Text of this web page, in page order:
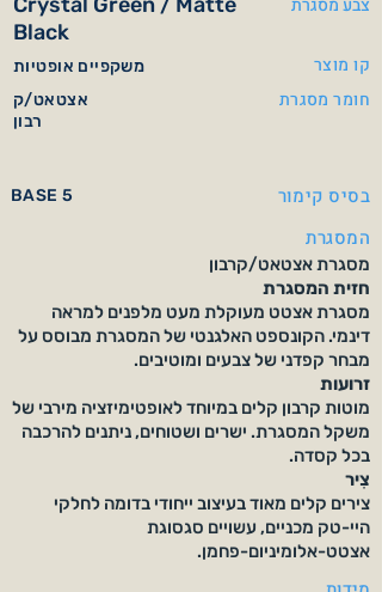
Black
צבע מסגרת
משקפיים אופטיות קו מוצר
אצטאט/ק
רבון
חומר מסגרת
בסיס קימור BASE 5
המסגרת
מסגרת אצטאט/קרבון
חזית המסגרת
מסגרת אצטט מעוקלת מעט מלפנים למראה
דינמי. הקונספט האלגנטי של המסגרת מבוסס על
מבחר קפדני של צבעים ומוטיבים.
זרועות
מוטות קרבון קלים במיוחד לאופטימיזציה מירבי של
משקל המסגרת. ישרים ושטוחים, ניתנים להרכבה
בכל קסדה.
צִיר
צירים קלים מאוד בעיצוב ייחודי בדומה לחלקי
היי-טק מכניים, עשויים סגסוגת
אצטט-אלומיניום-פחמן.